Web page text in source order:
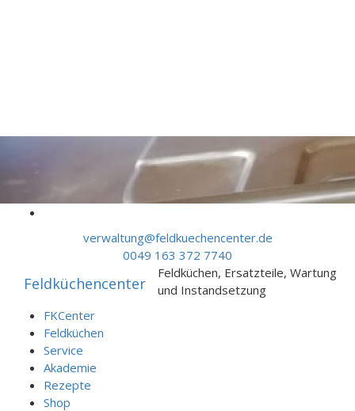
verwaltung@feldkuechencenter.de
0049 163 372 7740
Feldküchencenter
Feldküchen, Ersatzteile, Wartung
und Instandsetzung
FKCenter
Feldküchen
Service
Akademie
Rezepte
Shop